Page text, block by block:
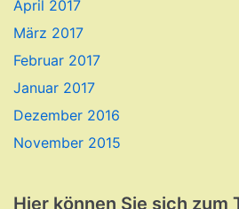
April 2017
März 2017
Februar 2017
Januar 2017
Dezember 2016
November 2015
Hier können Sie sich zum